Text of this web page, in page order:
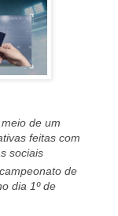
de um
feitas com
sociais
de
dia 1º de